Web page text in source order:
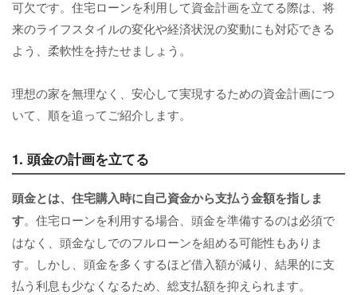
可欠です。住宅ローンを利用して資金計画を立てる際は、将
来のライフスタイルの変化や経済状況の変動にも対応できる
よう、柔軟性を持たせましょう。
理想の家を無理なく、安心して実現するための資金計画につ
いて、順を追ってご紹介します。
1. 頭金の計画を立てる
頭金とは、住宅購入時に自己資金から支払う金額を指しま
す。住宅ローンを利用する場合、頭金を準備するのは必須で
はなく、頭金なしでのフルローンを組める可能性もありま
す。しかし、頭金を多くするほど借入額が減り、結果的に支
払う利息も少なくなるため、総支払額を抑えられます。